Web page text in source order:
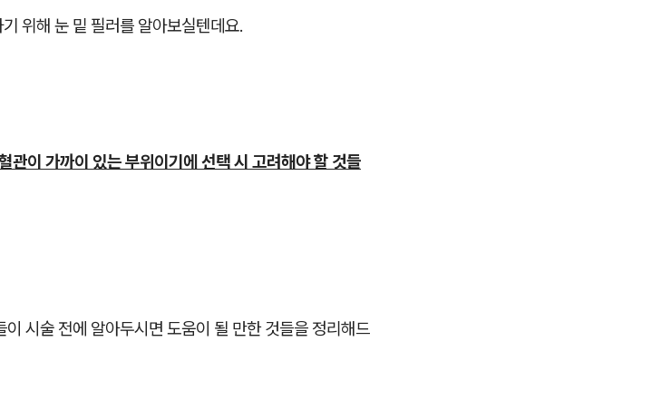
위해 눈 밑 필러를 알아보실텐데요.
관이 가까이 있는 부위이기에 선택 시 고려해야 할 것들
시술 전에 알아두시면 도움이 될 만한 것들을 정리해드